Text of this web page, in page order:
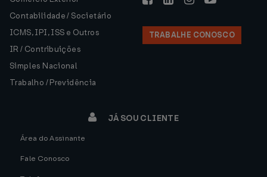
Contabilidade / Societário
ICMS, IPI, ISS e Outros
IR / Contribuições
Simples Nacional
Trabalho / Previdência
TRABALHE CONOSCO
JÁ SOU CLIENTE
Área do Assinante
Fale Conosco